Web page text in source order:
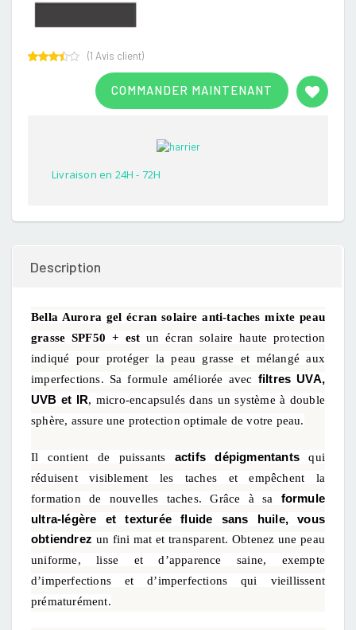
COMMANDER MAINTENANT
(1 Avis client)
Livraison en 24H - 72H
Description
Bella Aurora gel écran solaire anti-taches mixte peau
grasse SPF50 + est un écran solaire haute protection
indiqué pour protéger la peau grasse et mélangé aux
imperfections. Sa formule améliorée avec filtres UVA,
UVB et IR, micro-encapsulés dans un système à double
sphère, assure une protection optimale de votre peau.
Il contient de puissants actifs dépigmentants qui
réduisent visiblement les taches et empêchent la
formation de nouvelles taches. Grâce à sa formule
ultra-légère et texturée fluide sans huile, vous
obtiendrez un fini mat et transparent. Obtenez une peau
uniforme, lisse et d’apparence saine, exempte
d’imperfections et d’imperfections qui vieillissent
prématurément.